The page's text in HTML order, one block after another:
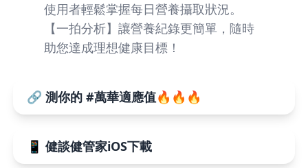
使用者輕鬆掌握每日營養攝取狀況。
【一拍分析】讓營養紀錄更簡單，隨時
助您達成理想健康目標！
🔗 測你的 #萬華適應值🔥🔥🔥
📱 健談健管家iOS下載